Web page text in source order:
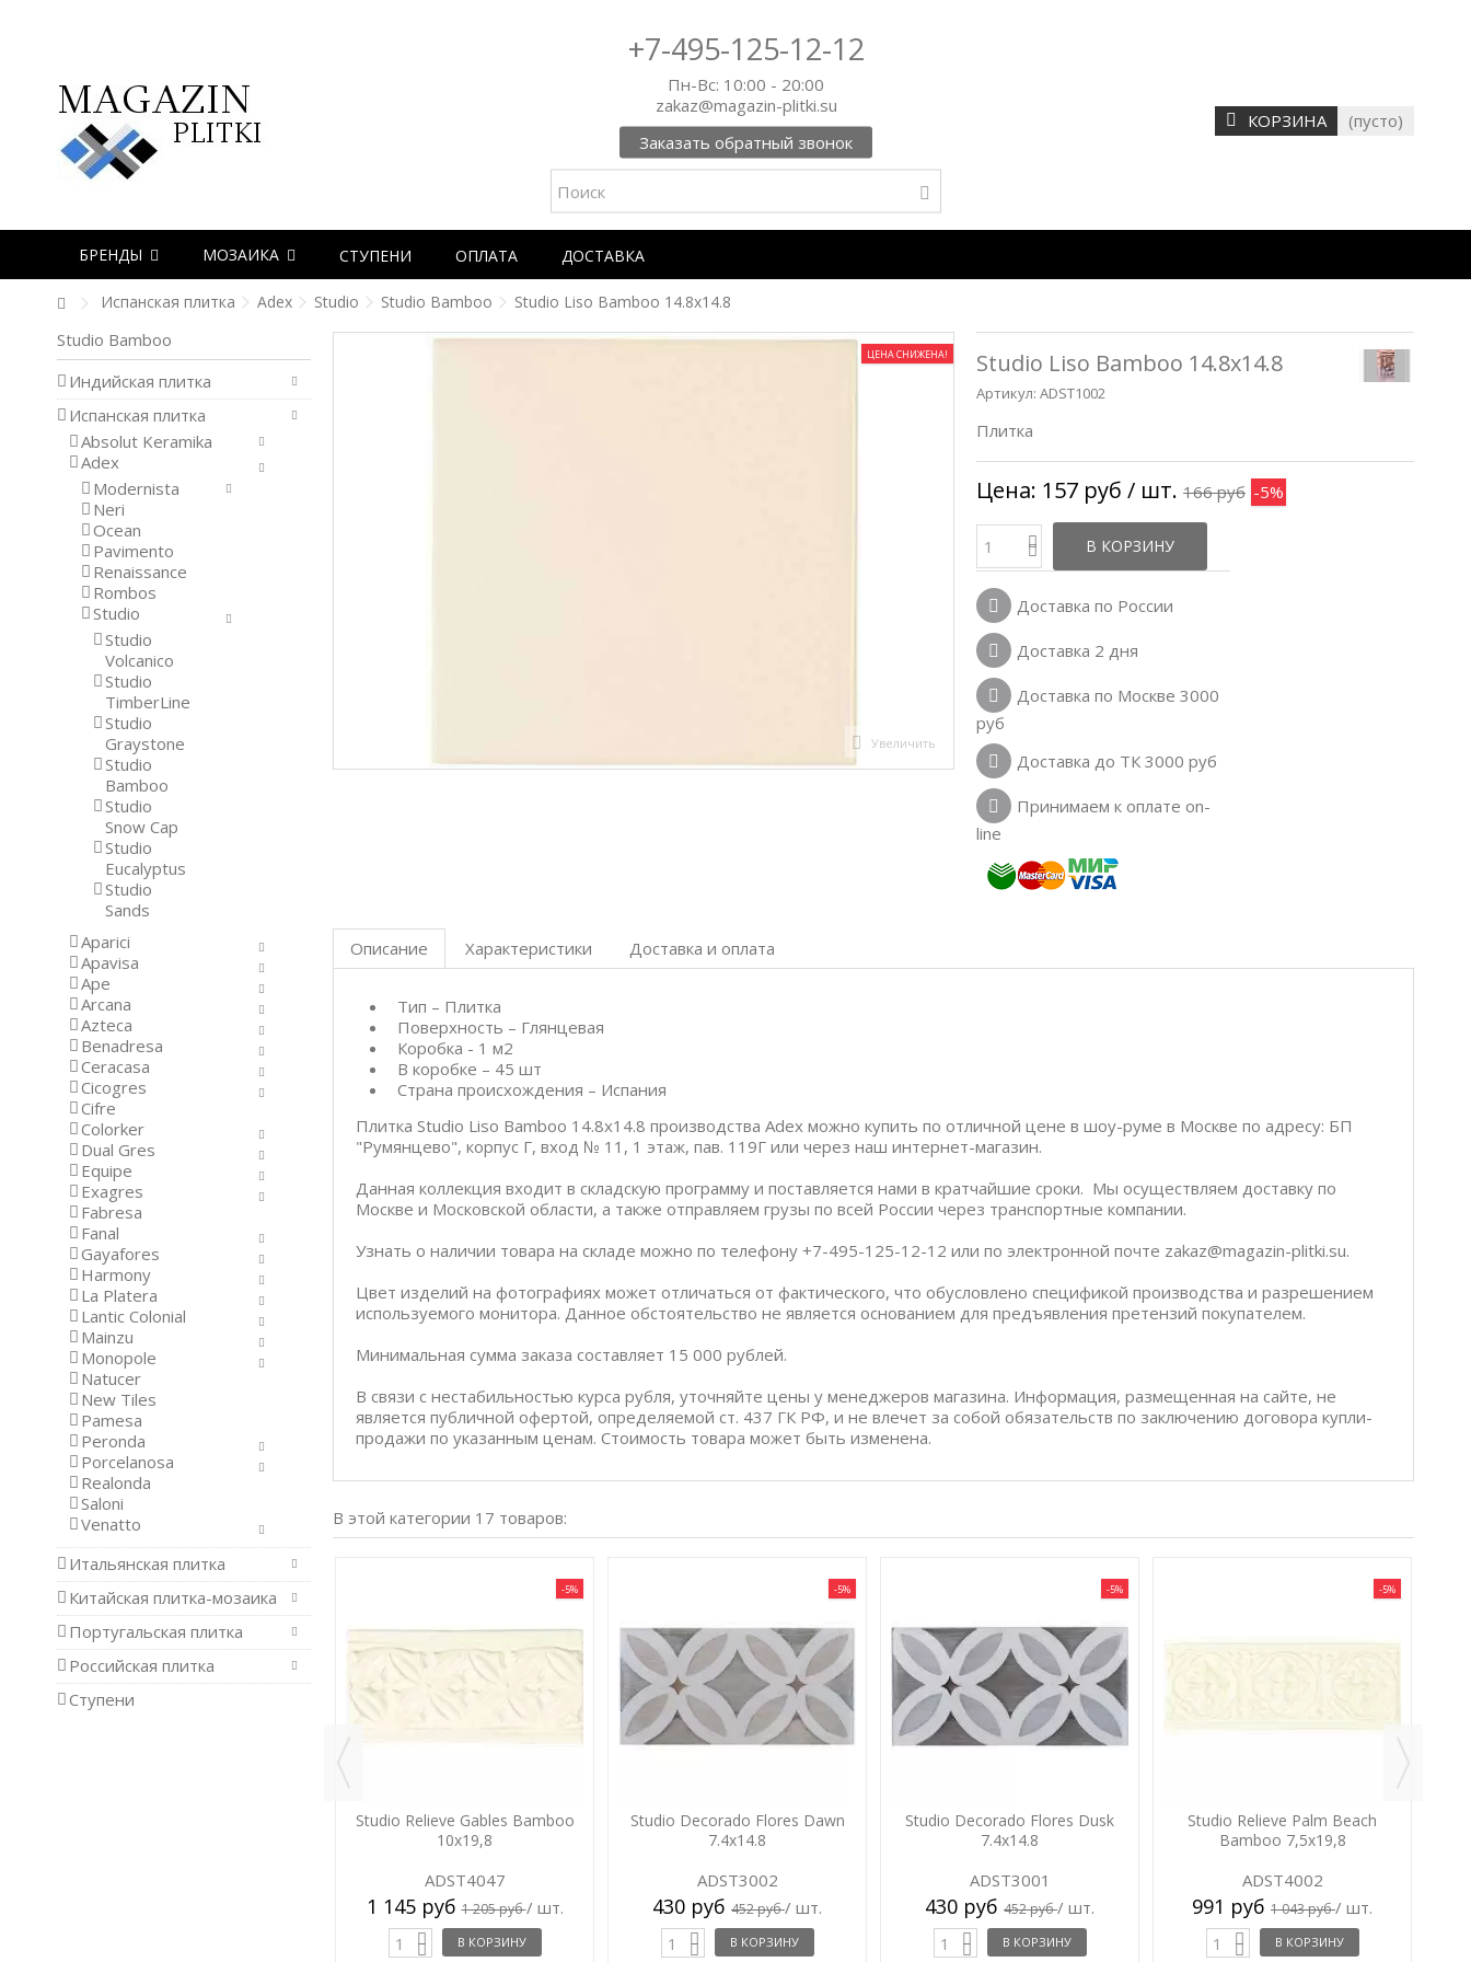
+7-495-125-12-12
Пн-Вс: 10:00 - 20:00
zakaz@magazin-plitki.su
Заказать обратный звонок
КОРЗИНА (пусто)
БРЕНДЫ МОЗАИКА СТУПЕНИ ОПЛАТА ДОСТАВКА
Испанская плитка Adex Studio Studio Bamboo Studio Liso Bamboo 14.8x14.8
ЦЕНА СНИЖЕНА!
Увеличить
Studio Liso Bamboo 14.8x14.8
Артикул: ADST1002
Плитка
Цена: 157 руб / шт. 166 руб -5%
В КОРЗИНУ
Доставка по России
Доставка 2 дня
Доставка по Москве 3000
руб
Доставка до ТК 3000 руб
Принимаем к оплате on-
line
Описание Характеристики Доставка и оплата
Тип – Плитка
Поверхность – Глянцевая
Коробка - 1 м2
В коробке – 45 шт
Страна происхождения – Испания
Плитка Studio Liso Bamboo 14.8x14.8 производства Adex можно купить по отличной цене в шоу-руме в Москве по адресу: БП
"Румянцево", корпус Г, вход № 11, 1 этаж, пав. 119Г или через наш интернет-магазин.
Данная коллекция входит в складскую программу и поставляется нами в кратчайшие сроки. Мы осуществляем доставку по
Москве и Московской области, а также отправляем грузы по всей России через транспортные компании.
Узнать о наличии товара на складе можно по телефону +7-495-125-12-12 или по электронной почте zakaz@magazin-plitki.su.
Цвет изделий на фотографиях может отличаться от фактического, что обусловлено спецификой производства и разрешением
используемого монитора. Данное обстоятельство не является основанием для предъявления претензий покупателем.
Минимальная сумма заказа составляет 15 000 рублей.
В связи с нестабильностью курса рубля, уточняйте цены у менеджеров магазина. Информация, размещенная на сайте, не
является публичной офертой, определяемой ст. 437 ГК РФ, и не влечет за собой обязательств по заключению договора купли-
продажи по указанным ценам. Стоимость товара может быть изменена.
В этой категории 17 товаров:
-5%
Studio Relieve Gables Bamboo
10x19,8
ADST4047
1 145 руб1 205 руб/ шт.
В КОРЗИНУ
-5%
Studio Decorado Flores Dawn
7.4x14.8
ADST3002
430 руб 452 руб/ шт.
В КОРЗИНУ
-5%
Studio Decorado Flores Dusk
7.4x14.8
ADST3001
430 руб 452 руб/ шт.
В КОРЗИНУ
-5%
Studio Relieve Palm Beach
Bamboo 7,5x19,8
ADST4002
991 руб 1 043 руб/ шт.
В КОРЗИНУ
Studio Bamboo
Индийская плитка
Испанская плитка
Absolut Keramika
Adex
Modernista
Neri
Ocean
Pavimento
Renaissance
Rombos
Studio
Studio
Volcanico
Studio
TimberLine
Studio
Graystone
Studio
Bamboo
Studio
Snow Cap
Studio
Eucalyptus
Studio
Sands
Aparici
Apavisa
Ape
Arcana
Azteca
Benadresa
Ceracasa
Cicogres
Cifre
Colorker
Dual Gres
Equipe
Exagres
Fabresa
Fanal
Gayafores
Harmony
La Platera
Lantic Colonial
Mainzu
Monopole
Natucer
New Tiles
Pamesa
Peronda
Porcelanosa
Realonda
Saloni
Venatto
Итальянская плитка
Китайская плитка-мозаика
Португальская плитка
Российская плитка
Ступени